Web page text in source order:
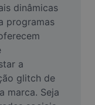
dinâmicas
programas
a
glitch de
marca. Seja